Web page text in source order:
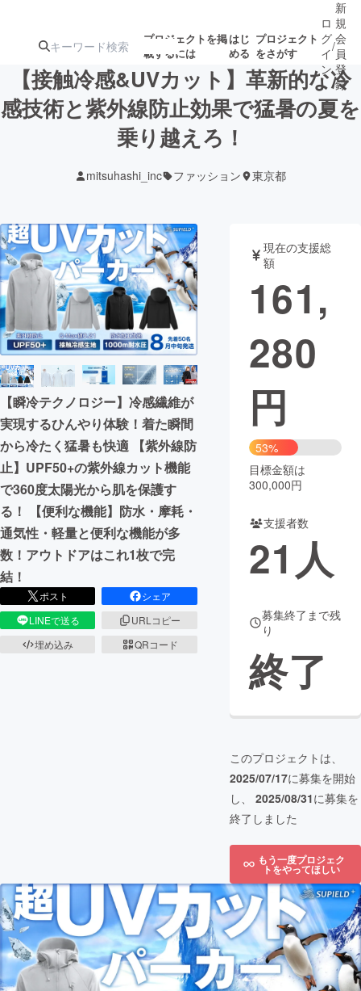
プロジェクトを掲
載するには
はじ
める
プロジェクト
をさがす
注目の新着プロ募集終了が近いプ
テクノロジー・ガジェット
映像・映画 書籍・雑誌
ビジネス・起業 チャレンジ
まちづくり・地域活性化
CAMPFIRE for Social Good CAMPFIRE Creation
CAMPFIREふるさと納税machi-ya コミュニティ
ロ
グ
イ
ン
/
新
規
会
員
登
録
【接触冷感&UVカット】革新的な冷
感技術と紫外線防止効果で猛暑の夏を
乗り越えろ！
mitsuhashi_inc ファッション 東京都
【瞬冷テクノロジー】冷感繊維が
実現するひんやり体験！着た瞬間
から冷たく猛暑も快適 【紫外線防
止】UPF50+の紫外線カット機能
で360度太陽光から肌を保護す
る！ 【便利な機能】防水・摩耗・
通気性・軽量と便利な機能が多
数！アウトドアはこれ1枚で完
結！
ポスト
シェア
LINEで送る
URLコピー
埋め込み
QRコード
現在の支援総
額
161,
280
円
53%
目標金額は
300,000円
支援者数
21 人
募集終了まで残
り
終了
このプロジェクトは、
2025/07/17に募集を開始
し、 2025/08/31に募集を
終了しました
もう一度プロジェク
トをやってほしい